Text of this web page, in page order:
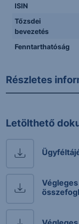
ISIN
Tőzsdei
bevezetés
Fenntarthatóság
Részletes
Letölthető